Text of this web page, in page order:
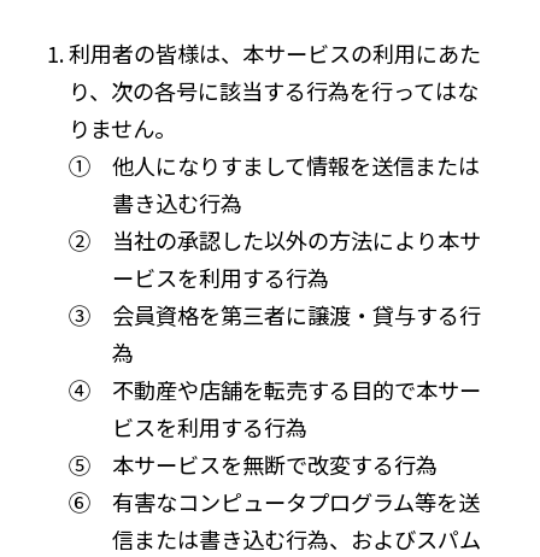
利用者の皆様は、本サービスの利用にあた
り、次の各号に該当する行為を行ってはな
りません。
① 他人になりすまして情報を送信または
書き込む行為
② 当社の承認した以外の方法により本サ
ービスを利用する行為
③ 会員資格を第三者に譲渡・貸与する行
為
④ 不動産や店舗を転売する目的で本サー
ビスを利用する行為
⑤ 本サービスを無断で改変する行為
⑥ 有害なコンピュータプログラム等を送
信または書き込む行為、およびスパム